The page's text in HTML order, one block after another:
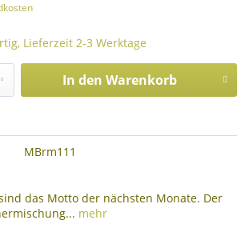
Lieferzeit 2-3 Werktage
In den Warenkorb
MBrm111
das Motto der nächsten Monate. Der
mehr